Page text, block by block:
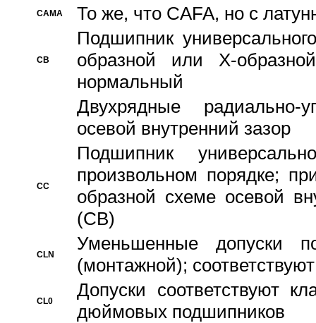
CAMA То же, что CAFA, но с
CB
Подшипник
образной или Х-
нормальный
Двухрядные радиально-
осевой внутренний зазор
CC
Подшипник
произвольном порядке;
образной схеме осевой
(CB)
CLN
Уменьшенные
(монтажной);
CL0
Допуски соответствуют
дюймовых подшипников